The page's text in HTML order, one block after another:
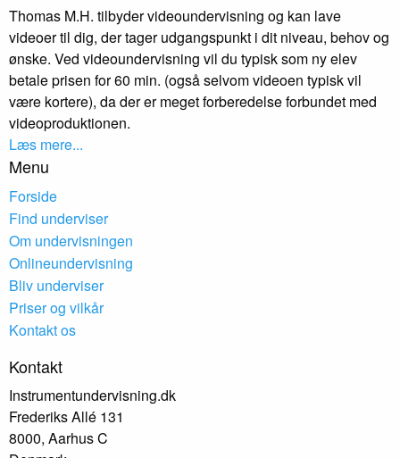
Thomas M.H. tilbyder videoundervisning og kan lave
videoer til dig, der tager udgangspunkt i dit niveau, behov og
ønske. Ved videoundervisning vil du typisk som ny elev
betale prisen for 60 min. (også selvom videoen typisk vil
være kortere), da der er meget forberedelse forbundet med
videoproduktionen.
Læs mere...
Menu
Forside
Find underviser
Om undervisningen
Onlineundervisning
Bliv underviser
Priser og vilkår
Kontakt os
Kontakt
Instrumentundervisning.dk
Frederiks Allé 131
8000, Aarhus C